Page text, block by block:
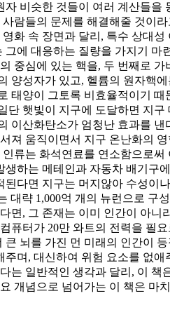
비슷한 것들이 여러 계산들
람들의 문제를 해결해줄 것이
화 속 장면과 달리, 특수 상대
에 대응하는 질량을 가지기
중심에 있는 핵을, 두 번째로
양성자가 있고, 헬륨의 원자핵
태양이 그토록 비효율적이기
단 햇빛이 지구에 도달하면 지
이산화탄소가 엄청난 효과를
져 움직이면서 지구 온난화의
류는 화석연료를 연소함으로
하는 메테인과 자동차 배기
다면 지구는 머지않아 수성이
대략 1,000억 개의 뉴런으로
면, 그 존재는 이미 인간이 아
퓨터가 20만 와트의 전력을 필
뇌를 가진 먼 미래의 인간이
며, 대신하여 위험 요소를 없
는 일반적인 생각과 달리, 이
개념으로 넘어가는 이 책은 마